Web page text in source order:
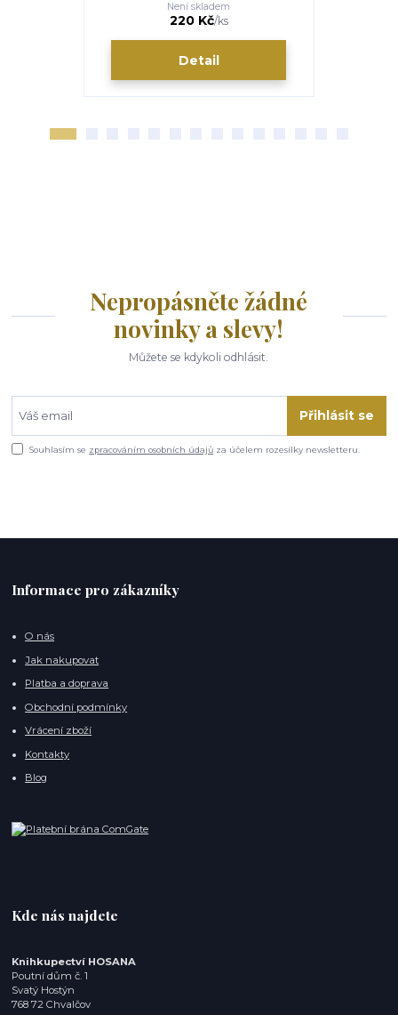
220 Kč/ks
Není skladem
Detail
Nepropásněte žádné
novinky a slevy!
Můžete se kdykoli odhlásit.
Přihlásit se
Souhlasím se zpracováním osobních údajů za účelem rozesílky newsletteru.
Informace pro zákazníky
O nás
Jak nakupovat
Platba a doprava
Obchodní podmínky
Vrácení zboží
Kontakty
Blog
Kde nás najdete
Knihkupectví HOSANA
Poutní dům č. 1
Svatý Hostýn
768 72 Chvalčov